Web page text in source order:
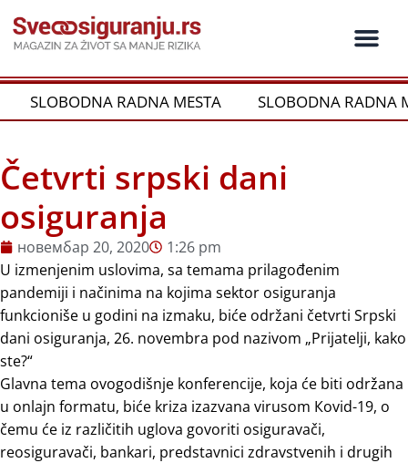
на
садржај
SLOBODNA RADNA MESTA SLOBODNA RADNA
Četvrti srpski dani
osiguranja
новембар 20, 2020
1:26 pm
U izmenjenim uslovima, sa temama prilagođenim
pandemiji i načinima na kojima sektor osiguranja
funkcioniše u godini na izmaku, biće održani četvrti Srpski
dani osiguranja, 26. novembra pod nazivom „Prijatelji, kako
ste?“
Glavna tema ovogodišnje konferencije, koja će biti održana
u onlajn formatu, biće kriza izazvana virusom Кovid-19, o
čemu će iz različitih uglova govoriti osiguravači,
reosiguravači, bankari, predstavnici zdravstvenih i drugih